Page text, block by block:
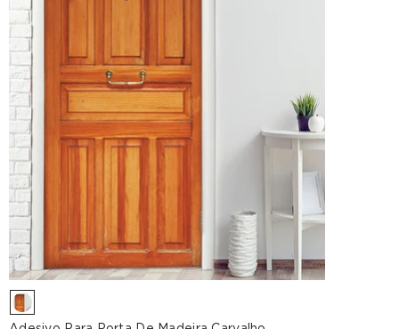
Adesivo Para Porta De Madeira Carvalho